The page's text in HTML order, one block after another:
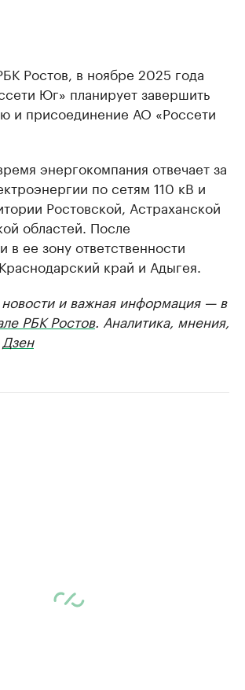
Ростов, в ноябре 2025 года
Юг» планирует завершить
и присоединение АО «Россети
энергокомпания отвечает за
по сетям 110 кВ и
Ростовской, Астраханской
областей. После
в ее зону ответственности
край и Адыгея.
и важная информация — в
РБК Ростов. Аналитика, мнения,
Дзен